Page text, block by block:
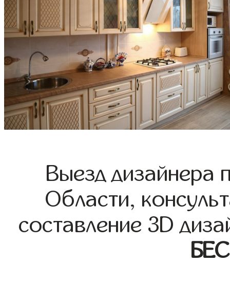
Выезд дизайнера
Области,
составление 3D